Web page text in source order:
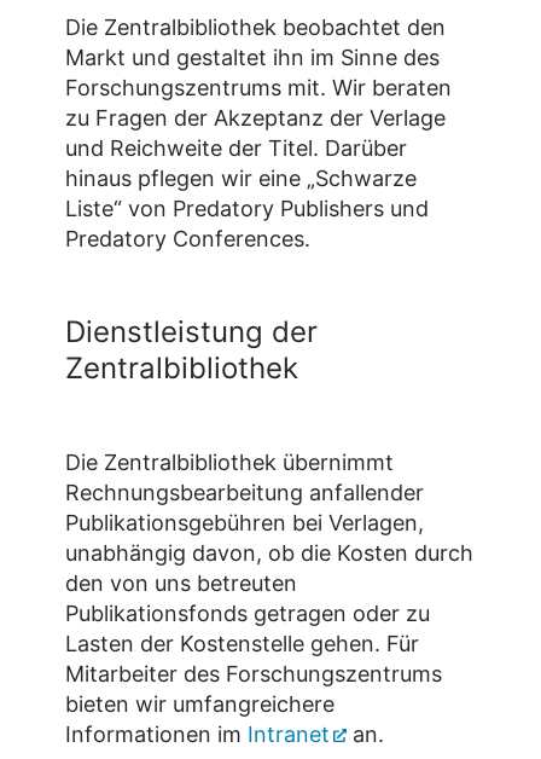
Die Zentralbibliothek beobachtet den
Markt und gestaltet ihn im Sinne des
Forschungszentrums mit. Wir beraten
zu Fragen der Akzeptanz der Verlage
und Reichweite der Titel. Darüber
hinaus pflegen wir eine „Schwarze
Liste“ von Predatory Publishers und
Predatory Conferences.
Dienstleistung der
Zentralbibliothek
Die Zentralbibliothek übernimmt
Rechnungsbearbeitung anfallender
Publikationsgebühren bei Verlagen,
unabhängig davon, ob die Kosten durch
den von uns betreuten
Publikationsfonds getragen oder zu
Lasten der Kostenstelle gehen. Für
Mitarbeiter des Forschungszentrums
bieten wir umfangreichere
Informationen im Intranet an.